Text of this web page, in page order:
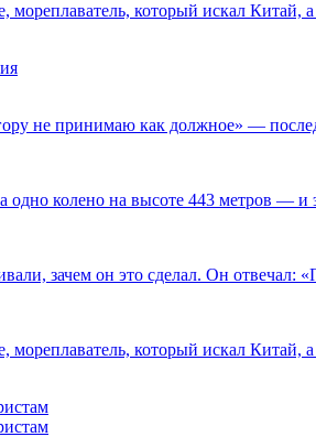
мореплаватель, который искал Китай,
не принимаю как должное» —
одно колено на высоте 443 метров —
зачем он это сделал. Он отвечал:
мореплаватель, который искал Китай,